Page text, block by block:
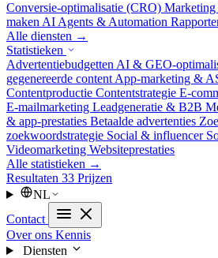
Conversie-optimalisatie (CRO) Marketing
maken AI Agents & Automation
Alle diensten →
Statistieken
Advertentiebudgetten AI & GEO-
gegenereerde content App-marketing &
Contentproductie Contentstrategie E-
E-mailmarketing Leadgeneratie & B2B
& app-prestaties Betaalde advertenties
zoekwoordstrategie Social & influencer
Videomarketing Websiteprestaties
Alle statistieken →
Resultaten 33 Prijzen
NL
Contact
Over ons Kennis
Diensten